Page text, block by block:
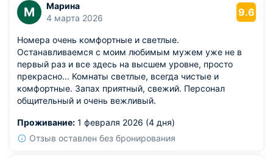
М
Марина
4 марта 2026
9.6
Номера очень комфортные и светлые.
Останавливаемся с моим любимым мужем уже не в
первый раз и все здесь на высшем уровне, просто
прекрасно... Комнаты светлые, всегда чистые и
комфортные. Запах приятный, свежий. Персонал
общительный и очень вежливый.
Проживание: 1 февраля 2026 (4 дня)
Отзыв оставлен без бронирования